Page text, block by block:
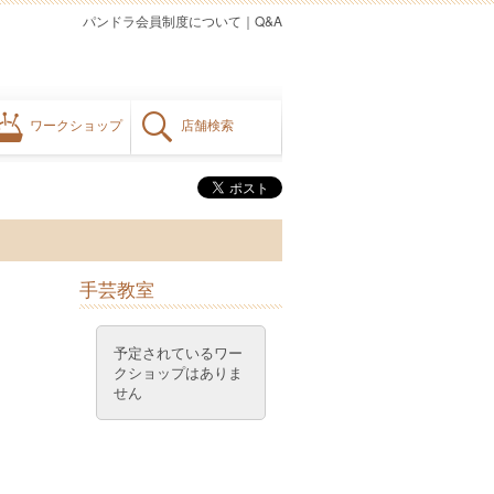
ワークショップ 店舗検索
Q&A
｜
パンドラ会員制度について
手芸教室
予定されているワー
クショップはありま
せん